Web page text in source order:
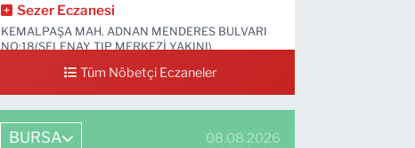
Sezer Eczanesi
KEMALPAŞA MAH. ADNAN MENDERES BULVARI
NO:18(SELENAY TIP MERKEZİ YAKINI)
0 (224) 711 64 49 Yol Tarifi Al
Tüm Nöbetçi Eczaneler
BURSA 08.08.2026